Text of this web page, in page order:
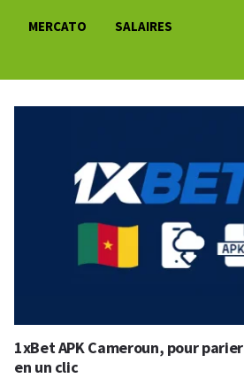
MERCATO
SALAIRES
1xBet APK Cameroun, pour parier
en un clic